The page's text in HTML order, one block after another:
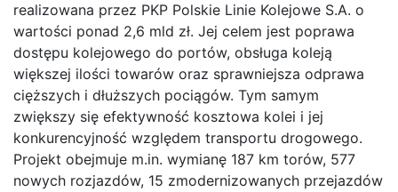
realizowana przez PKP Polskie Linie Kolejowe S.A. o
wartości ponad 2,6 mld zł. Jej celem jest poprawa
dostępu kolejowego do portów, obsługa koleją
większej ilości towarów oraz sprawniejsza odprawa
cięższych i dłuższych pociągów. Tym samym
zwiększy się efektywność kosztowa kolei i jej
konkurencyjność względem transportu drogowego.
Projekt obejmuje m.in. wymianę 187 km torów, 577
nowych rozjazdów, 15 zmodernizowanych przejazdów